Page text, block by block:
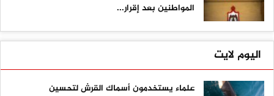
المواطنين بعد إقرار...
اليوم لايت
علماء يستخدمون أسماك القرش لتحسين